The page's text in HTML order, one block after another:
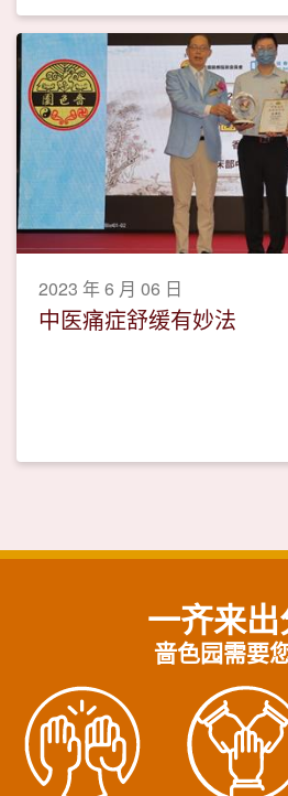
2023 年 6 月 06 日
中医痛症舒缓有妙法
一齐来
啬色园需要